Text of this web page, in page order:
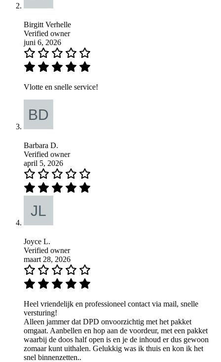
Birgitt Verhelle
Verified owner
juni 6, 2026
Vlotte en snelle service!
Barbara D.
Verified owner
april 5, 2026
Joyce L.
Verified owner
maart 28, 2026
Heel vriendelijk en professioneel contact via mail, snelle
versturing!
Alleen jammer dat DPD onvoorzichtig met het pakket
omgaat. Aanbellen en hop aan de voordeur, met een pakket
waarbij de doos half open is en je de inhoud er dus gewoon
zomaar kunt uithalen. Gelukkig was ik thuis en kon ik het
snel binnenzetten..